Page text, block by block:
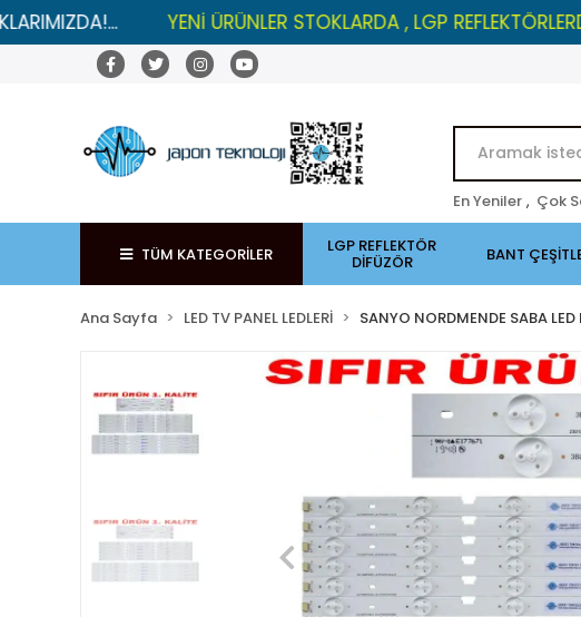
YENİ ÜRÜNLER STOKLARDA , LGP REFLEKTÖRLERDE
En Yeniler , Çok
TÜM KATEGORİLER LGP REFLEKTÖR
DİFÜZÖR BANT
Ana Sayfa LED TV PANEL LEDLERİ SANYO NORDMENDE SABA LED